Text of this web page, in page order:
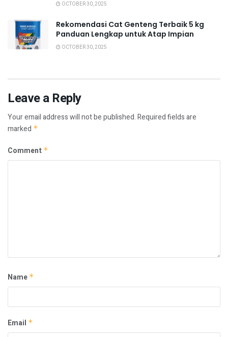
OCTOBER 30, 2025
Rekomendasi Cat Genteng Terbaik 5 kg
Panduan Lengkap untuk Atap Impian
OCTOBER 30, 2025
Leave a Reply
Your email address will not be published.Required fields are
marked *
Comment *
Name *
Email *